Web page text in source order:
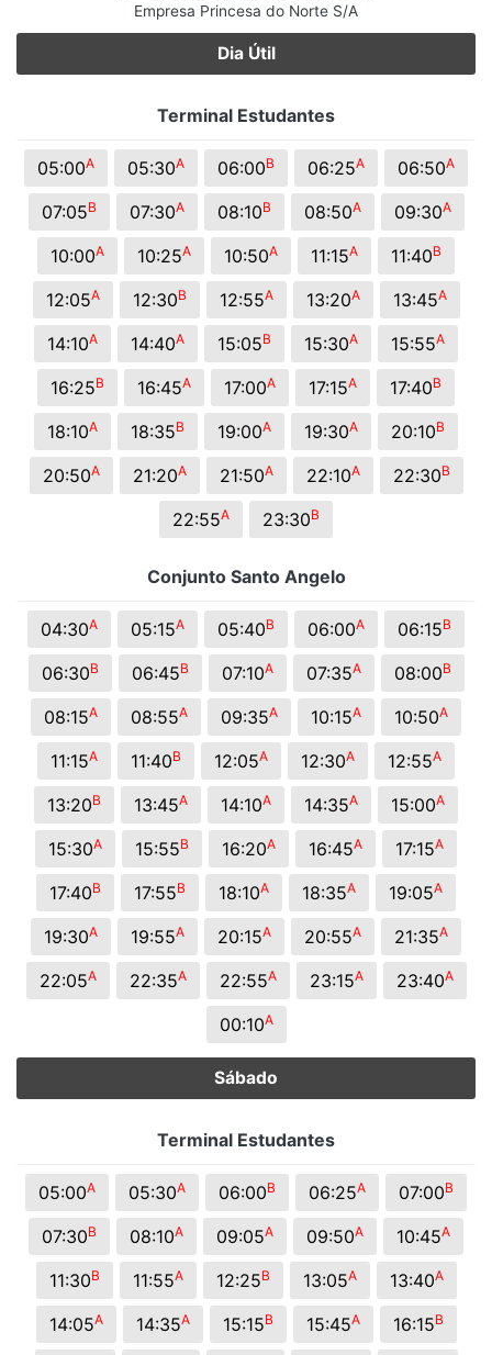
Empresa Princesa do Norte S/A
Dia Útil
Terminal Estudantes
05:00A 05:30A 06:00B 06:25A 06:50A
07:05B 07:30A 08:10B 08:50A 09:30A
10:00A 10:25A 10:50A 11:15A 11:40B
12:05A 12:30B 12:55A 13:20A 13:45A
14:10A 14:40A 15:05B 15:30A 15:55A
16:25B 16:45A 17:00A 17:15A 17:40B
18:10A 18:35B 19:00A 19:30A 20:10B
20:50A 21:20A 21:50A 22:10A 22:30B
22:55A 23:30B
Conjunto Santo Angelo
04:30A 05:15A 05:40B 06:00A 06:15B
06:30B 06:45B 07:10A 07:35A 08:00B
08:15A 08:55A 09:35A 10:15A 10:50A
11:15A 11:40B 12:05A 12:30A 12:55A
13:20B 13:45A 14:10A 14:35A 15:00A
15:30A 15:55B 16:20A 16:45A 17:15A
17:40B 17:55B 18:10A 18:35A 19:05A
19:30A 19:55A 20:15A 20:55A 21:35A
22:05A 22:35A 22:55A 23:15A 23:40A
00:10A
Sábado
Terminal Estudantes
05:00A 05:30A 06:00B 06:25A 07:00B
07:30B 08:10A 09:05A 09:50A 10:45A
11:30B 11:55A 12:25B 13:05A 13:40A
14:05A 14:35A 15:15B 15:45A 16:15B